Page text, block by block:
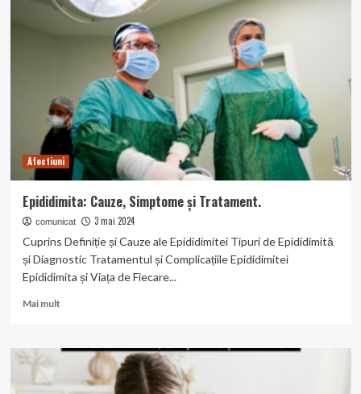
Cauze,
Simptome
Afectiuni
Epididimita: Cauze, Simptome și Tratament.
comunicat 3 mai 2024
Cuprins Definiție și Cauze ale Epididimitei Tipuri de Epididimită
și Diagnostic Tratamentul și Complicațiile Epididimitei
Epididimita și Viața de Fiecare...
Mai multRead
Epididimita:
Cauze,
Simptome